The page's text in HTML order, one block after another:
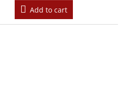
Add to cart